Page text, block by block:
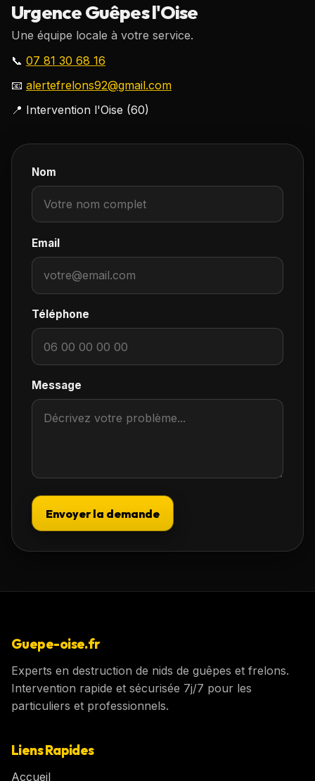
Urgence Guêpes l'Oise
Une équipe locale à votre service.
📞 07 81 30 68 16
📧 alertefrelons92@gmail.com
📍 Intervention l'Oise (60)
Nom
Email
Téléphone
Message
Envoyer la demande
Guepe-oise.fr
Experts en destruction de nids de guêpes et frelons.
Intervention rapide et sécurisée 7j/7 pour les
particuliers et professionnels.
Liens Rapides
Accueil